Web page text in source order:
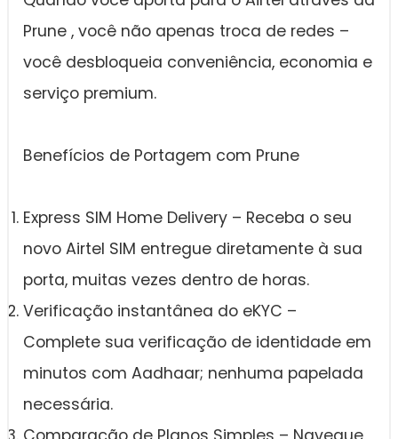
Prune , você não apenas troca de redes –
você desbloqueia conveniência, economia e
serviço premium.
Benefícios de Portagem com Prune
Express SIM Home Delivery – Receba o seu
novo Airtel SIM entregue diretamente à sua
porta, muitas vezes dentro de horas.
Verificação instantânea do eKYC –
Complete sua verificação de identidade em
minutos com Aadhaar; nenhuma papelada
necessária.